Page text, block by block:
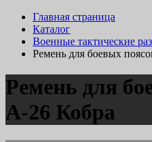
Главная страница
Каталог
Военные тактические
Ремень для боевых
Ремень для
А-26 Кобра